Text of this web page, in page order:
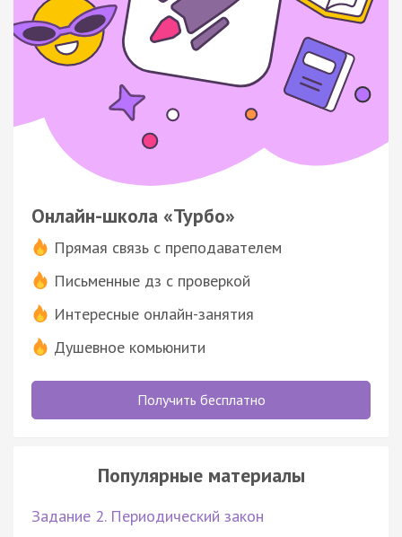
Онлайн-школа «Турбо»
Прямая связь с преподавателем
Письменные дз с проверкой
Интересные онлайн-занятия
Душевное комьюнити
Получить бесплатно
Популярные материалы
Задание 2. Периодический закон